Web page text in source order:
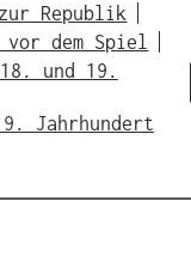
Republik
dem Spiel
und 19.
Jahrhundert